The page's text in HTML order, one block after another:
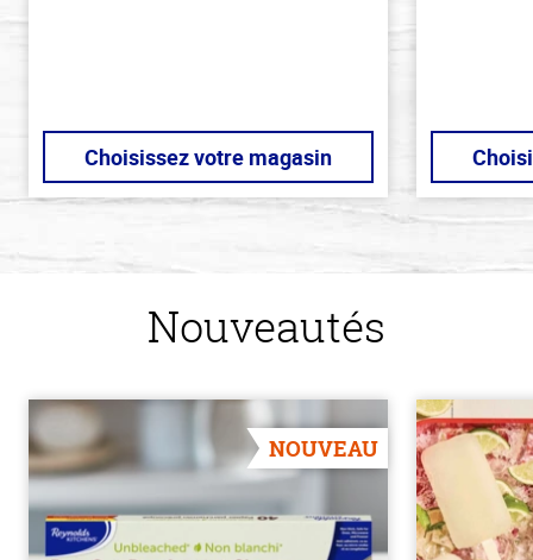
Choisissez votre magasin
Nouveautés
NOUVEAU